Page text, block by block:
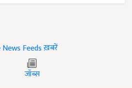
ख़बरें
जॉब्स